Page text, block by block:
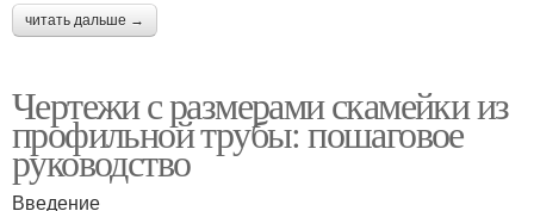
читать дальше →
Чертежи с размерами скамейки из
профильной трубы: пошаговое
руководство
Введение